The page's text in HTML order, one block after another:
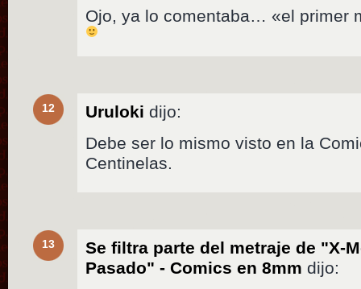
Ojo, ya lo comentaba… «el primer
12 Uruloki dijo:
Debe ser lo mismo visto en la
Centinelas.
13
Se filtra parte del metraje de "X-
Pasado" - Comics en 8mm dijo: